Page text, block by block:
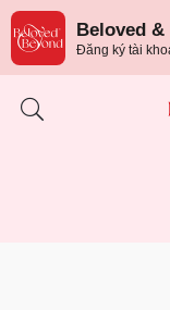
Beloved
Đăng ký tài